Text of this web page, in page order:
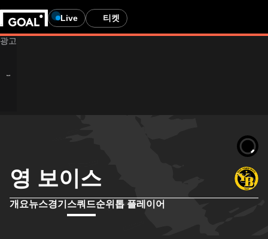
Live 티켓
영 보이스
개요뉴스경기 스쿼드순위 톱 플레이어